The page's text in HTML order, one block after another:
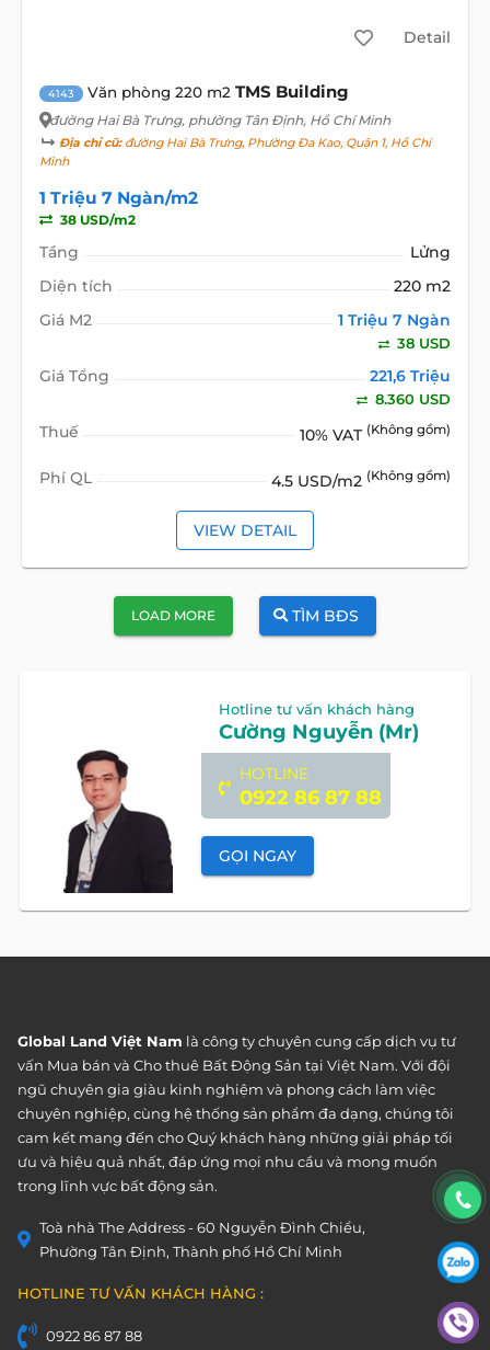
Detail
4143 Văn phòng 220 m2 TMS Building
đường Hai Bà Trưng, phường Tân Định, Hồ Chí Minh
Địa chỉ cũ:đường Hai Bà Trưng, Phường Đa Kao, Quận 1, Hồ Chí
Minh
1 Triệu 7 Ngàn/m2
38 USD/m2
Tầng
Lửng
Diện tích
220 m2
Giá M2
1 Triệu 7 Ngàn
38 USD
Giá Tổng 221,6 Triệu
8.360 USD
Thuế 10% VAT (Không gồm)
Phí QL 4.5 USD/m2 (Không gồm)
VIEW DETAIL
LOAD MORE TÌM BĐS
Hotline tư vấn khách hàng
Cường Nguyễn (Mr)
HOTLINE
0922 86 87 88
GỌI NGAY
Global Land Việt Nam là công ty chuyên cung cấp dịch vụ tư
vấn Mua bán và Cho thuê Bất Động Sản tại Việt Nam. Với đội
ngũ chuyên gia giàu kinh nghiệm và phong cách làm việc
chuyên nghiệp, cùng hệ thống sản phẩm đa dạng, chúng tôi
cam kết mang đến cho Quý khách hàng những giải pháp tối
ưu và hiệu quả nhất, đáp ứng mọi nhu cầu và mong muốn
trong lĩnh vực bất động sản.
Toà nhà The Address - 60 Nguyễn Đình Chiểu,
Phường Tân Định, Thành phố Hồ Chí Minh
HOTLINE TƯ VẤN KHÁCH HÀNG :
0922 86 87 88